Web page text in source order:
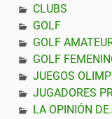
CLUBS
GOLF
GOLF
GOLF
JUEGOS
JUGADORES
LA OPINIÓN